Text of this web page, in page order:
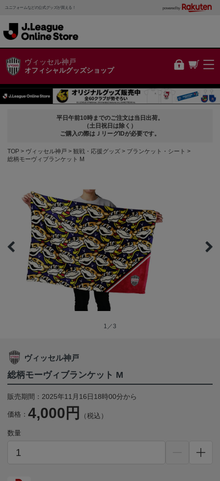
ユニフォームなどの公式グッズが買える！ powered by
ヴィッセル神戸
オフィシャルグッズショップ
平日午前10時までのご注文は当日出荷。
（土日祝日は除く）
ご購入の際はＪリーグIDが必要です。
TOP ヴィッセル神戸 観戦・応援グッズ
ブランケット・シート
総柄モーヴィブランケット M
1／3
ヴィッセル神戸
総柄モーヴィブランケット M
販売期間：2025年11月16日18時00分から
価格： 4,000円 （税込）
数量